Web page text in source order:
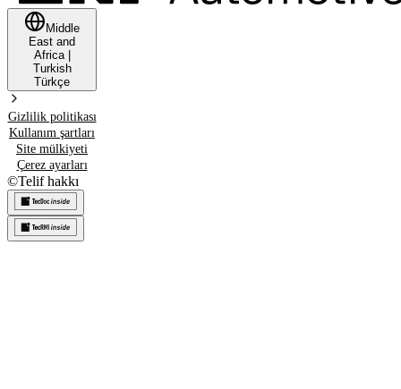
Middle
East and
Africa|
Turkish
Türkçe
Gizlilik politikası
Kullanım şartları
Site mülkiyeti
Çerez ayarları
©Telif hakkı